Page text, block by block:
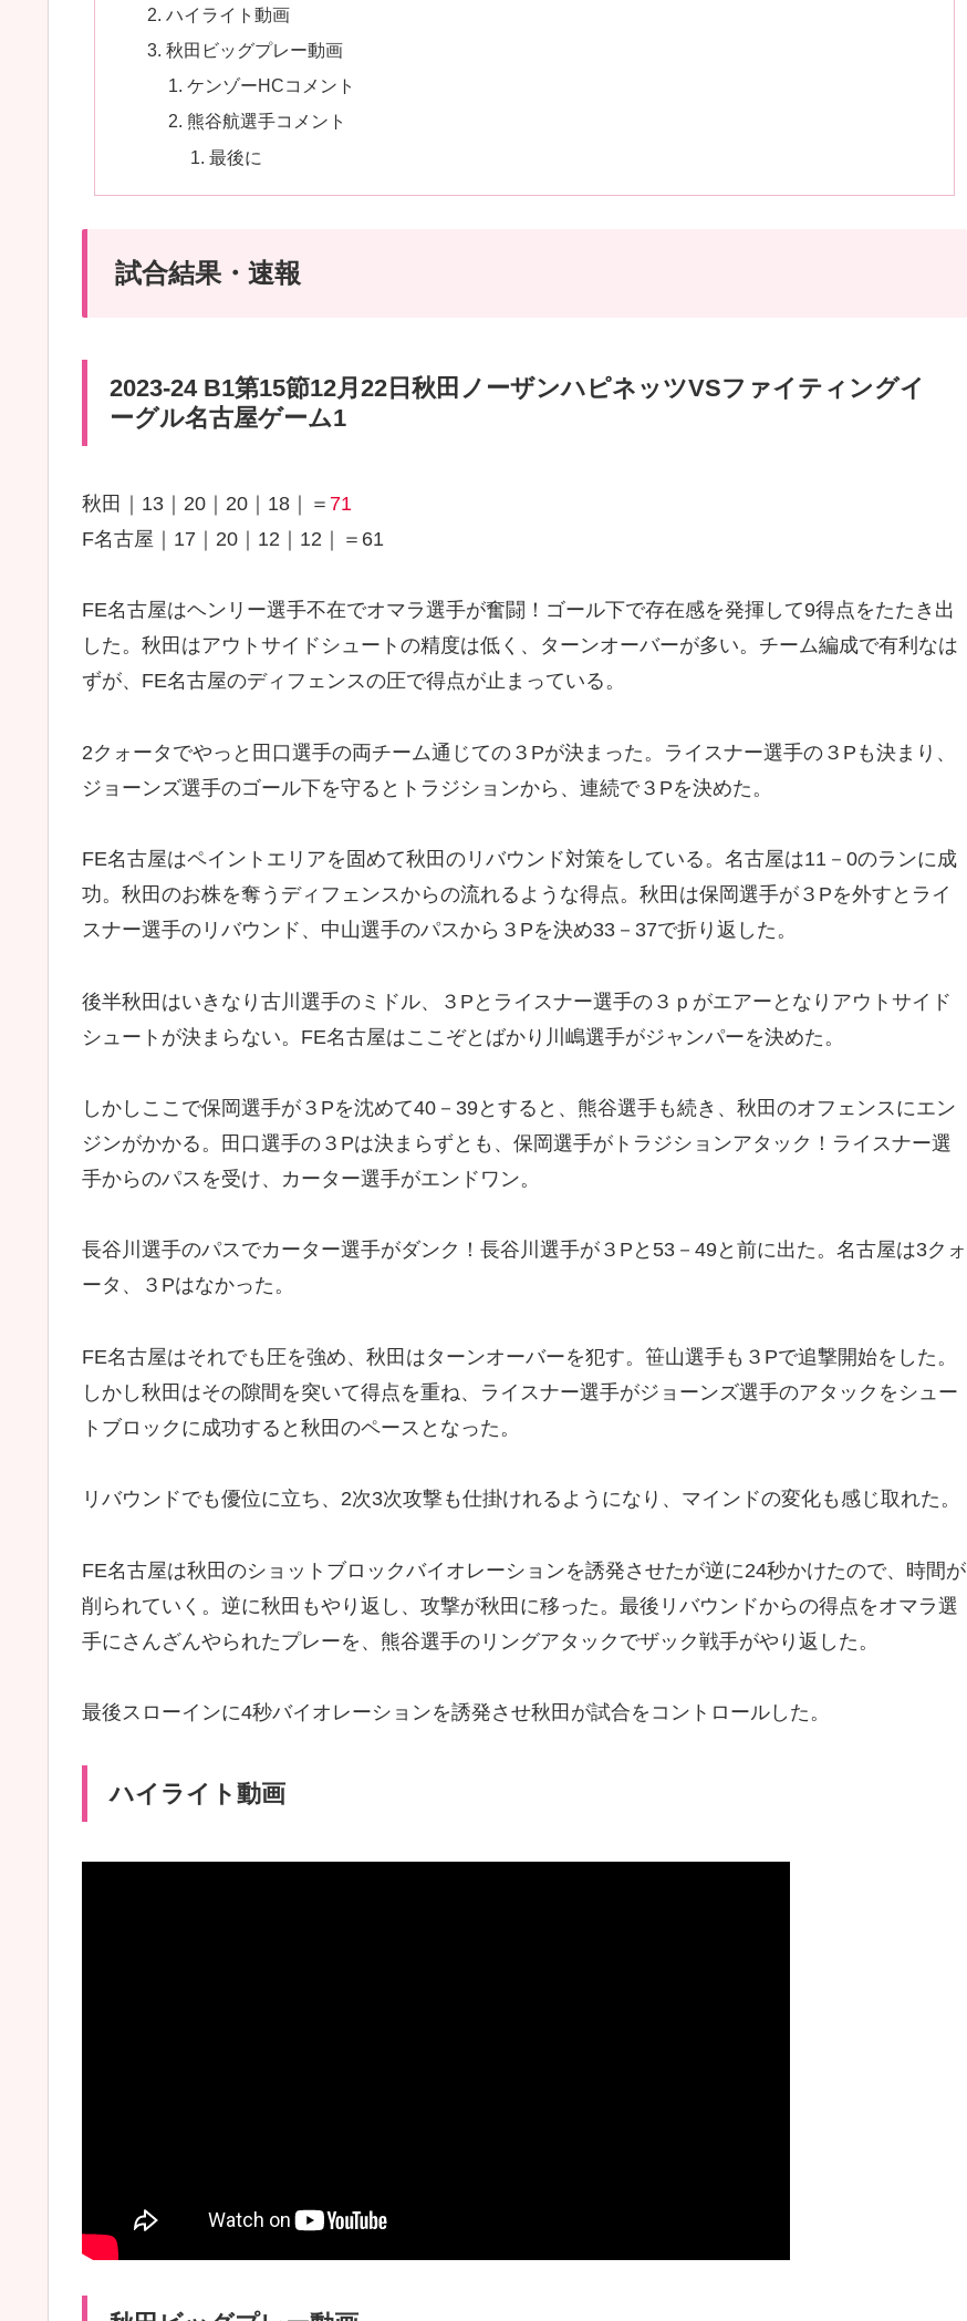
ハイライト動画
秋田ビッグプレー動画
ケンゾーHCコメント
熊谷航選手コメント
最後に
試合結果・速報
2023-24 B1第15節12月22日秋田ノーザンハピネッツVSファイティングイ
ーグル名古屋ゲーム1
秋田｜13｜20｜20｜18｜＝ 71
F名古屋｜17｜20｜12｜12｜＝61
FE名古屋はヘンリー選手不在でオマラ選手が奮闘！ゴール下で存在感を発揮して9得点をたたき出
した。秋田はアウトサイドシュートの精度は低く、ターンオーバーが多い。チーム編成で有利なは
ずが、FE名古屋のディフェンスの圧で得点が止まっている。
2クォータでやっと田口選手の両チーム通じての３Pが決まった。ライスナー選手の３Pも決まり、
ジョーンズ選手のゴール下を守るとトラジションから、連続で３Pを決めた。
FE名古屋はペイントエリアを固めて秋田のリバウンド対策をしている。名古屋は11－0のランに成
功。秋田のお株を奪うディフェンスからの流れるような得点。秋田は保岡選手が３Pを外すとライ
スナー選手のリバウンド、中山選手のパスから３Pを決め33－37で折り返した。
後半秋田はいきなり古川選手のミドル、３Pとライスナー選手の３ｐがエアーとなりアウトサイド
シュートが決まらない。FE名古屋はここぞとばかり川嶋選手がジャンパーを決めた。
しかしここで保岡選手が３Pを沈めて40－39とすると、熊谷選手も続き、秋田のオフェンスにエン
ジンがかかる。田口選手の３Pは決まらずとも、保岡選手がトラジションアタック！ライスナー選
手からのパスを受け、カーター選手がエンドワン。
長谷川選手のパスでカーター選手がダンク！長谷川選手が３Pと53－49と前に出た。名古屋は3クォ
ータ、３Pはなかった。
FE名古屋はそれでも圧を強め、秋田はターンオーバーを犯す。笹山選手も３Pで追撃開始をした。
しかし秋田はその隙間を突いて得点を重ね、ライスナー選手がジョーンズ選手のアタックをシュー
トブロックに成功すると秋田のペースとなった。
リバウンドでも優位に立ち、2次3次攻撃も仕掛けれるようになり、マインドの変化も感じ取れた。
FE名古屋は秋田のショットブロックバイオレーションを誘発させたが逆に24秒かけたので、時間が
削られていく。逆に秋田もやり返し、攻撃が秋田に移った。最後リバウンドからの得点をオマラ選
手にさんざんやられたプレーを、熊谷選手のリングアタックでザック戦手がやり返した。
最後スローインに4秒バイオレーションを誘発させ秋田が試合をコントロールした。
ハイライト動画